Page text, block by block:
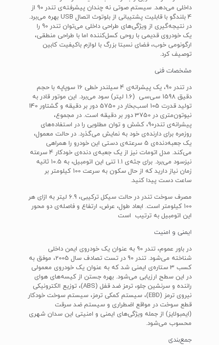
داخلی می‌دهد. سیستم صوتی نه چندان پیشرفته‌ی تندر 90 از
4 بلندگو با قابلیت پشتیبانی از بلوتوث اتصال USB بهره می‌برد.
در نتیجه‌گیری از ویژگی‌های طراحی داخلی می‌توان تندر 90 را
یک خودروی قدیمی با روحی کسل‌کننده اما با طراحی منطقی،
ارگونومی خوب، فضای نسبتا بزرگ با لوازم باکیفیت کابین
توصیف کرد.
مشخصات فنی
در تندر 90، یک پیشرانه‌ی 4 سیلندر خطی 16 سوپاپه با حجم
دقیق 1598 سی‌سی (1.6 لیتر) سود می‌برد. این موتور قادر به
تولید قدرت 105 اسب‌بخار در 5750 دور بر دقیقه و گشتاور 140
نیوتون‌متری در 3750 دور بر دقیقه است. در مجموع،
پیشرانه‌ی تندر90، کشش و توان مطلوبی را در استفاده‌های
روزمره برای دارنده‌ی خود به نمایش می‌گذرد. در حالت معمول،
یک جعبه‌دنده‌ی 5 سرعته‌ی دستی این خودرو را همراهی
می‌کند. مدل اتومات نیز از یک جعبه‌ی دنده‌‌ی خودکار 4 سرعته
نیزسود می‌برد. برای جثه‌ی 1.1 تنی این اتومبیل، به 10.5 ثانیه
زمان نیاز دارید که از حال سکون به سرعت 100 کیلومتر بر
ساعت دست پیدا کنید.
مصرف سوخت تندر در حالت سیکل ترکیبی، 6.9 لیتر به ازای هر
100 کیلومتر است. ابعاد طول، عرض، ارتفاع و فاصله‌ی دو محور
این اتومبیل به ترتیب است
ایمنی و امنیت
در باور عموم، تندر 90 به عنوان یک خودروی ایمن داخلی
شناخته می‌شود. تندر 90 در تست تصادف سال 2005، موفق به
کسب 3 ستاره‌ی ایمنی شد که به عنوان یک خودروی معمولی
در این سطح ارزیابی می‌شود. بهره جستن از کیسه‌های هوای
راننده و سرنشین جلو، ترمز ضد قفل (ABS)، توزیع الکترونیکی
نیروی ترمز (EBD)، سیستم کمکی ترمز، سیستم سوخت خودکار
قطع سوخت در مواقع اضطراری و سیستم ضد سرقت
(ایمبولایز) از جمله ویژگی‌های ایمنی و امنیتی این سدان شهری
محسوب می‌شود.
جمع‌بندی